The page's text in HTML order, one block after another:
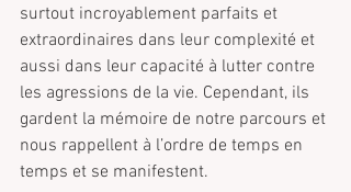
surtout incroyablement parfaits et
extraordinaires dans leur complexité et
aussi dans leur capacité à lutter contre
les agressions de la vie. Cependant, ils
gardent la mémoire de notre parcours et
nous rappellent à l’ordre de temps en
temps et se manifestent.